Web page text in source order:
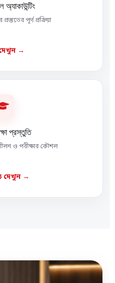
অ্যাকাউন্টিং
পূর্ণ প্রক্রিয়া
→
প্রস্তুতি
ও পরীক্ষার কৌশল
দেখুন →